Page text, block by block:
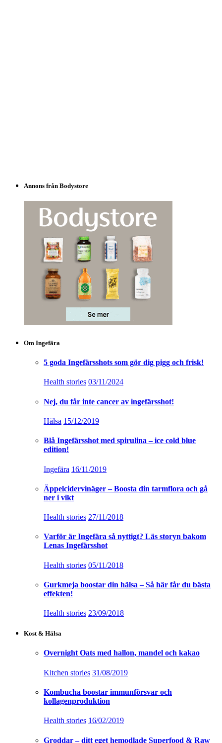
Annons från Bodystore
Om Ingefära
5 goda Ingefärsshots som gör dig pigg och frisk!
Health stories 03/11/2024
Nej, du får inte cancer av ingefärsshot!
Hälsa 15/12/2019
Blå Ingefärsshot med spirulina – ice cold blue
edition!
Ingefära 16/11/2019
Äppelcidervinäger – Boosta din tarmflora och gå
ner i vikt
Health stories 27/11/2018
Varför är Ingefära så nyttigt? Läs storyn bakom
Lenas Ingefärsshot
Health stories 05/11/2018
Gurkmeja boostar din hälsa – Så här får du bästa
effekten!
Health stories 23/09/2018
Kost & Hälsa
Overnight Oats med hallon, mandel och kakao
Kitchen stories 31/08/2019
Kombucha boostar immunförsvar och
kollagenproduktion
Health stories 16/02/2019
Groddar – ditt eget hemodlade Superfood & Raw